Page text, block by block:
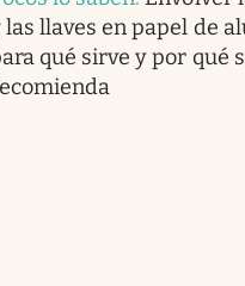
las llaves en papel de
qué sirve y por qué